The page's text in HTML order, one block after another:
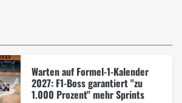
Warten auf Formel-1-Kalender
2027: F1-Boss garantiert "zu
1.000 Prozent" mehr Sprints